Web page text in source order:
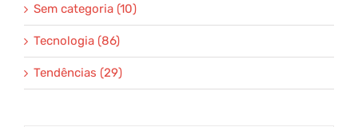
Sem categoria (10)
Tecnologia (86)
Tendências (29)